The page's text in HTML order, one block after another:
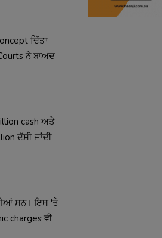
ਦਿੱਤਾ
ਨੇ ਬਾਅਦ
cash ਅਤੇ
ਦੱਸੀ ਜਾਂਦੀ
ਸਨ। ਇਸ 'ਤੇ
charges ਵੀ
punjabi kahani